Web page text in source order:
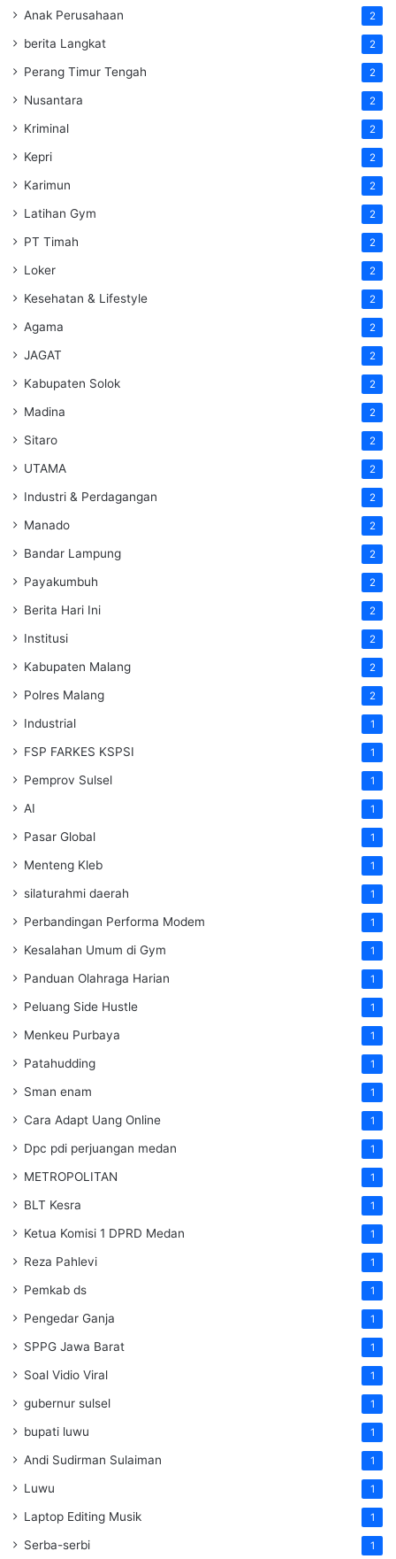
Anak Perusahaan 2
berita Langkat 2
Perang Timur Tengah 2
Nusantara 2
Kriminal 2
Kepri 2
Karimun 2
Latihan Gym 2
PT Timah 2
Loker 2
Kesehatan & Lifestyle 2
Agama 2
JAGAT 2
Kabupaten Solok 2
Madina 2
Sitaro 2
UTAMA 2
Industri & Perdagangan 2
Manado 2
Bandar Lampung 2
Payakumbuh 2
Berita Hari Ini 2
Institusi 2
Kabupaten Malang 2
Polres Malang 2
Industrial 1
FSP FARKES KSPSI 1
Pemprov Sulsel 1
AI 1
Pasar Global 1
Menteng Kleb 1
silaturahmi daerah 1
Perbandingan Performa Modem 1
Kesalahan Umum di Gym 1
Panduan Olahraga Harian 1
Peluang Side Hustle 1
Menkeu Purbaya 1
Patahudding 1
Sman enam 1
Cara Adapt Uang Online 1
Dpc pdi perjuangan medan 1
METROPOLITAN 1
BLT Kesra 1
Ketua Komisi 1 DPRD Medan 1
Reza Pahlevi 1
Pemkab ds 1
Pengedar Ganja 1
SPPG Jawa Barat 1
Soal Vidio Viral 1
gubernur sulsel 1
bupati luwu 1
Andi Sudirman Sulaiman 1
Luwu 1
Laptop Editing Musik 1
Serba-serbi 1